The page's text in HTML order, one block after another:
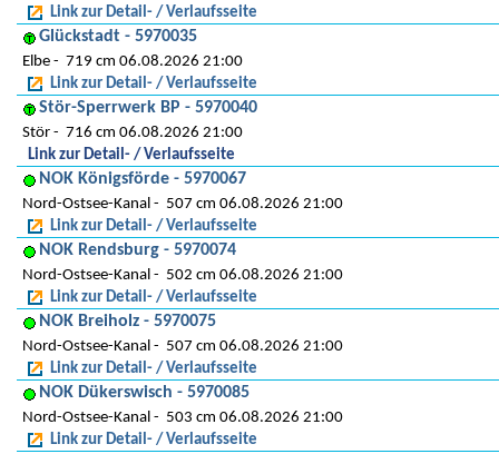
Link zur Detail- / Verlaufsseite
Glückstadt - 5970035
Elbe
719 cm 06.08.2026 21:00
Link zur Detail- / Verlaufsseite
Stör-Sperrwerk BP - 5970040
Stör
716 cm 06.08.2026 21:00
Link zur Detail- / Verlaufsseite
NOK Königsförde - 5970067
Nord-Ostsee-Kanal
507 cm 06.08.2026 21:00
Link zur Detail- / Verlaufsseite
NOK Rendsburg - 5970074
Nord-Ostsee-Kanal
502 cm 06.08.2026 21:00
Link zur Detail- / Verlaufsseite
NOK Breiholz - 5970075
Nord-Ostsee-Kanal
507 cm 06.08.2026 21:00
Link zur Detail- / Verlaufsseite
NOK Dükerswisch - 5970085
Nord-Ostsee-Kanal
503 cm 06.08.2026 21:00
Link zur Detail- / Verlaufsseite